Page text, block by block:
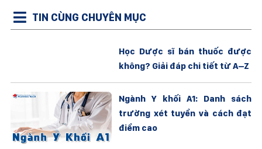
TIN CÙNG CHUYÊN MỤC
Học Dược sĩ bán thuốc được
không? Giải đáp chi tiết từ A–Z
Ngành Y khối A1: Danh sách
trường xét tuyển và cách đạt
điểm cao